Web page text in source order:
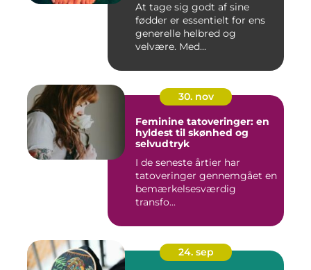
At tage sig godt af sine
fødder er essentielt for ens
generelle helbred og
velvære. Med...
30. nov
Feminine tatoveringer: en
hyldest til skønhed og
selvudtryk
I de seneste årtier har
tatoveringer gennemgået en
bemærkelsesværdig
transfo...
24. sep